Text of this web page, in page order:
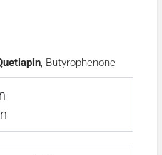
, Butyrophenone